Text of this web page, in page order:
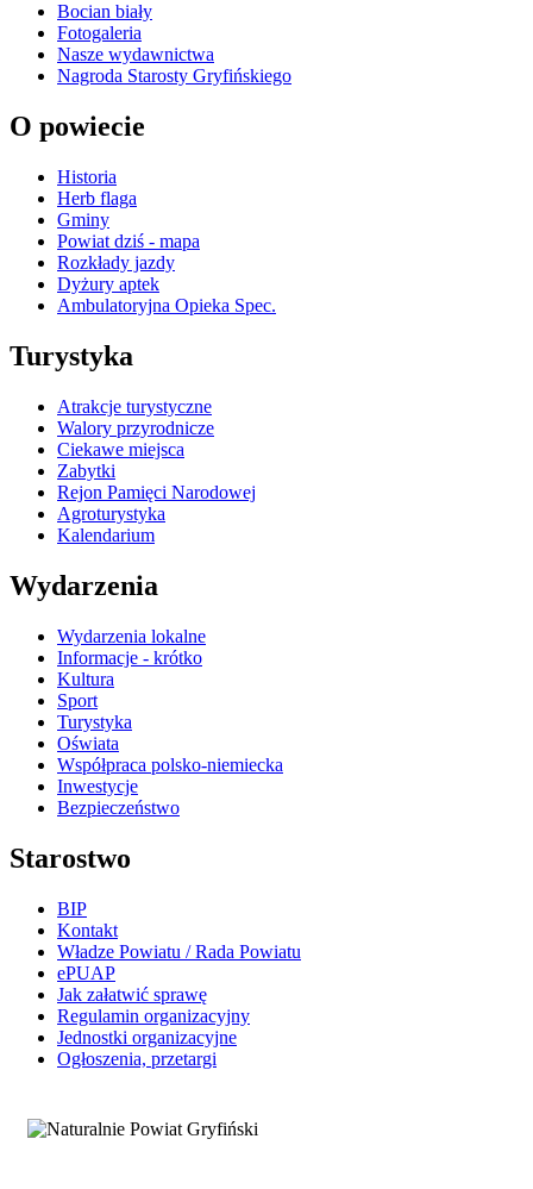
Bocian biały
Fotogaleria
Nasze wydawnictwa
Nagroda Starosty Gryfińskiego
O powiecie
Historia
Herb flaga
Gminy
Powiat dziś - mapa
Rozkłady jazdy
Dyżury aptek
Ambulatoryjna Opieka Spec.
Turystyka
Atrakcje turystyczne
Walory przyrodnicze
Ciekawe miejsca
Zabytki
Rejon Pamięci Narodowej
Agroturystyka
Kalendarium
Wydarzenia
Wydarzenia lokalne
Informacje - krótko
Kultura
Sport
Turystyka
Oświata
Współpraca polsko-niemiecka
Inwestycje
Bezpieczeństwo
Starostwo
BIP
Kontakt
Władze Powiatu / Rada Powiatu
ePUAP
Jak załatwić sprawę
Regulamin organizacyjny
Jednostki organizacyjne
Ogłoszenia, przetargi